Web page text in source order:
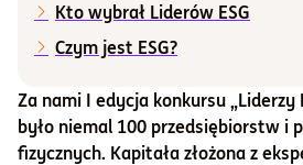
O nas
Otwórz
Zaloguj
Za nami I edycja konkursu „Liderzy
było niemal 100 przedsiębiorstw i
fizycznych. Kapitała złożona z
Kto wybrał Liderów ESG
Czym jest ESG?